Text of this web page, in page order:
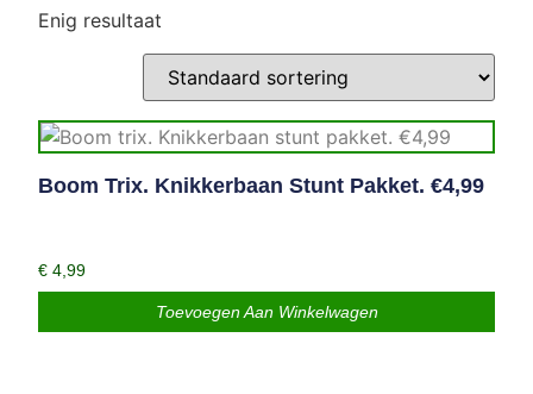
Enig resultaat
Boom Trix. Knikkerbaan Stunt Pakket. €4,99
€ 4,99
Toevoegen Aan Winkelwagen